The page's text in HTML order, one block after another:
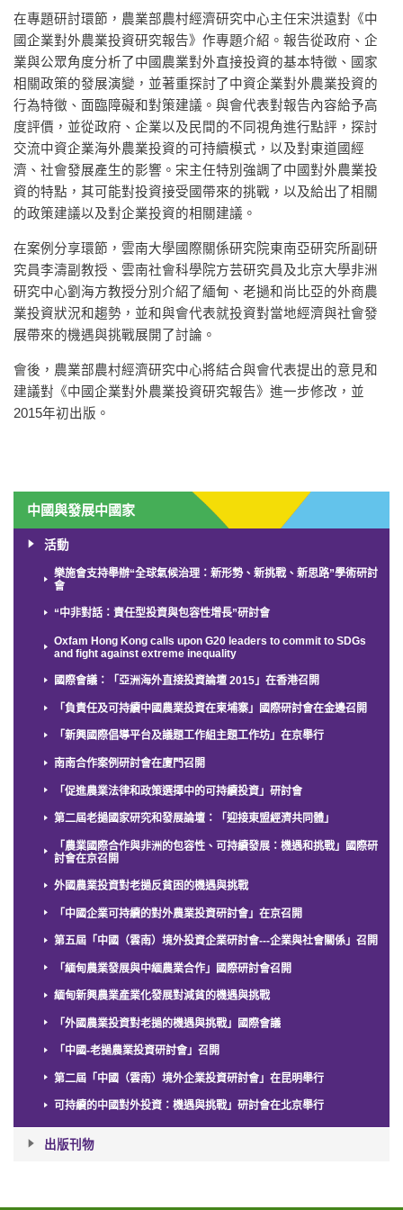
中國與發展中國家
活動
樂施會支持舉辦“全球氣候治理：新形勢、新挑戰、新思路”學術研討
會
“中非對話：責任型投資與包容性增長”研討會
Oxfam Hong Kong calls upon G20 leaders to commit to SDGs
and fight against extreme inequality
國際會議：「亞洲海外直接投資論壇 2015」在香港召開
「負責任及可持續中國農業投資在柬埔寨」國際研討會在金邊召開
「新興國際倡導平台及議題工作組主題工作坊」在京舉行
南南合作案例研討會在廈門召開
「促進農業法律和政策選擇中的可持續投資」研討會
第二屆老撾國家研究和發展論壇：「迎接東盟經濟共同體」
「農業國際合作與非洲的包容性、可持續發展：機遇和挑戰」國際研
討會在京召開
外國農業投資對老撾反貧困的機遇與挑戰
「中國企業可持續的對外農業投資研討會」在京召開
第五屆「中國（雲南）境外投資企業研討會---企業與社會關係」召開
「緬甸農業發展與中緬農業合作」國際研討會召開
緬甸新興農業產業化發展對減貧的機遇與挑戰
「外國農業投資對老撾的機遇與挑戰」國際會議
「中國-老撾農業投資研討會」召開
第二屆「中國（雲南）境外企業投資研討會」在昆明舉行
可持續的中國對外投資：機遇與挑戰」研討會在北京舉行
出版刊物
在專題研討環節，農業部農村經濟研究中心主任宋洪遠對《中
國企業對外農業投資研究報告》作專題介紹。報告從政府、企
業與公眾角度分析了中國農業對外直接投資的基本特徵、國家
相關政策的發展演變，並著重探討了中資企業對外農業投資的
行為特徵、面臨障礙和對策建議。與會代表對報告內容給予高
度評價，並從政府、企業以及民間的不同視角進行點評，探討
交流中資企業海外農業投資的可持續模式，以及對東道國經
濟、社會發展產生的影響。宋主任特別強調了中國對外農業投
資的特點，其可能對投資接受國帶來的挑戰，以及給出了相關
的政策建議以及對企業投資的相關建議。
在案例分享環節，雲南大學國際關係研究院東南亞研究所副研
究員李濤副教授、雲南社會科學院方芸研究員及北京大學非洲
研究中心劉海方教授分別介紹了緬甸、老撾和尚比亞的外商農
業投資狀況和趨勢，並和與會代表就投資對當地經濟與社會發
展帶來的機遇與挑戰展開了討論。
會後，農業部農村經濟研究中心將結合與會代表提出的意見和
建議對《中國企業對外農業投資研究報告》進一步修改，並
2015年初出版。